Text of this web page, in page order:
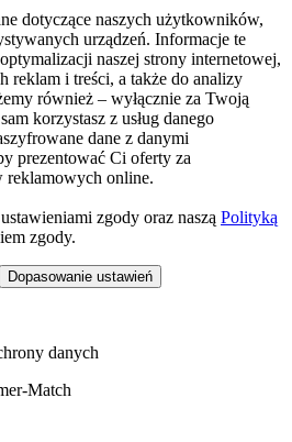
dotyczące naszych użytkowników,
urządzeń. Informacje te
naszej strony internetowej,
reklam i treści, a także do analizy
również – wyłącznie za Twoją
korzystasz z usług danego
dane z danymi
prezentować Ci oferty za
reklamowych online.
zgody oraz naszą Polityką
zgody.
Dopasowanie ustawień
danych
Match